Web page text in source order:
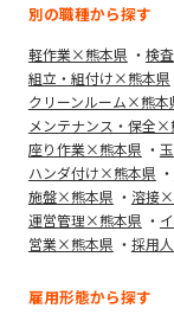
別の職種から探す
軽作業×熊本県 検
組立・組付け×熊本県
クリーンルーム×熊本
メンテナンス・保全×
座り作業×熊本県
ハンダ付け×熊本県
施盤×熊本県
溶接×
運営管理×熊本県
営業×熊本県
採用
雇用形態から探す